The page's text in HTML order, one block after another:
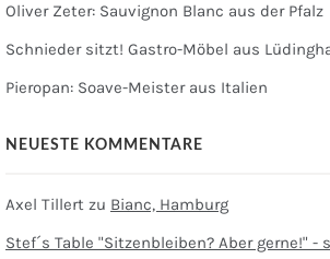
Oliver Zeter: Sauvignon Blanc aus der Pfalz
Schnieder sitzt! Gastro-Möbel aus
Pieropan: Soave-Meister aus Italien
NEUESTE KOMMENTARE
Axel Tillert zu Bianc, Hamburg
Stef´s Table "Sitzenbleiben? Aber gerne!" -